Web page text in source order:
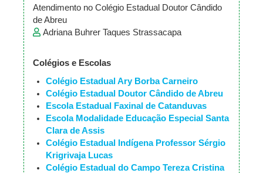
Atendimento no Colégio Estadual Doutor Cândido
de Abreu
Adriana Buhrer Taques Strassacapa
Colégios e Escolas
Colégio Estadual Ary Borba Carneiro
Colégio Estadual Doutor Cândido de Abreu
Escola Estadual Faxinal de Catanduvas
Escola Modalidade Educação Especial Santa
Clara de Assis
Colégio Estadual Indígena Professor Sérgio
Krigrivaja Lucas
Colégio Estadual do Campo Tereza Cristina